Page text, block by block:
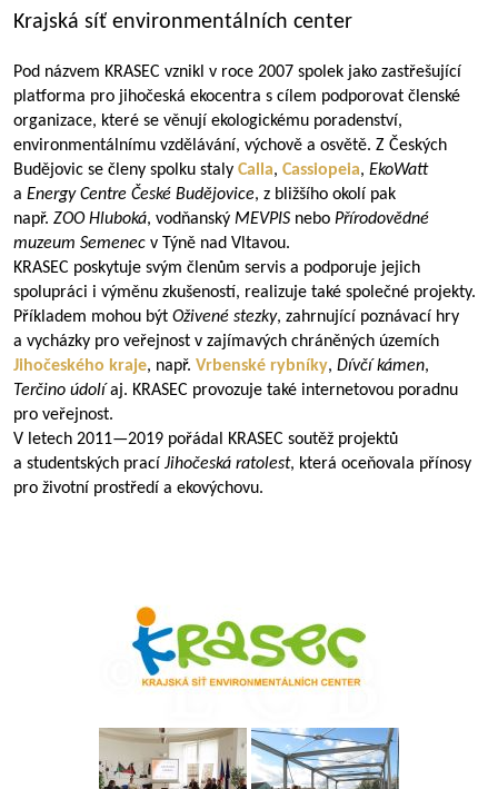
Krajská síť environmentálních center
Pod názvem KRASEC vznikl v roce 2007 spolek jako zastřešující
platforma pro jihočeská ekocentra s cílem podporovat členské
organizace, které se věnují ekologickému poradenství,
environmentálnímu vzdělávání, výchově a osvětě. Z Českých
Budějovic se členy spolku staly Calla, Cassiopeia, EkoWatt
a Energy Centre České Budějovice, z bližšího okolí pak
např. ZOO Hluboká, vodňanský MEVPIS nebo Přírodovědné
muzeum Semenec v Týně nad Vltavou.
KRASEC poskytuje svým členům servis a podporuje jejich
spolupráci i výměnu zkušeností, realizuje také společné projekty.
Příkladem mohou být Oživené stezky, zahrnující poznávací hry
a vycházky pro veřejnost v zajímavých chráněných územích
Jihočeského kraje, např. Vrbenské rybníky, Dívčí kámen,
Terčino údolíaj. KRASEC provozuje také internetovou poradnu
pro veřejnost.
V letech 2011—2019 pořádal KRASEC soutěž projektů
a studentských prací Jihočeská ratolest, která oceňovala přínosy
pro životní prostředí a ekovýchovu.